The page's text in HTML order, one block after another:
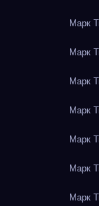
Марк
Марк
Марк
Марк
Марк
Марк
Марк